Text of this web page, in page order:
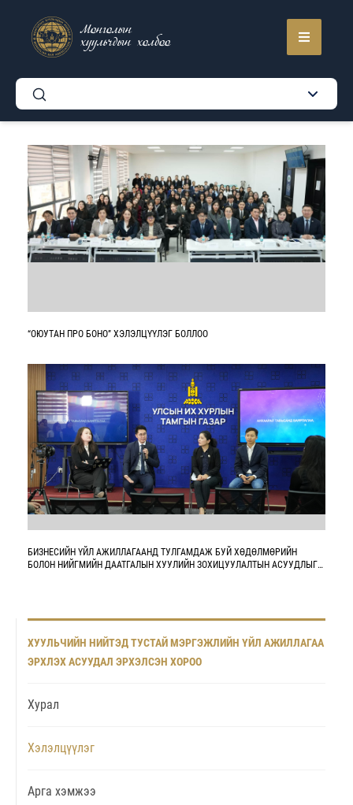
Монголын
хуульчдын холбоо
“ОЮУТАН ПРО БОНО” ХЭЛЭЛЦҮҮЛЭГ БОЛЛОО
БИЗНЕСИЙН ҮЙЛ АЖИЛЛАГААНД ТУЛГАМДАЖ БУЙ ХӨДӨЛМӨРИЙН
БОЛОН НИЙГМИЙН ДААТГАЛЫН ХУУЛИЙН ЗОХИЦУУЛАЛТЫН АСУУДЛЫГ
ХУУЛЬЧИЙН НИЙТЭД ТУСТАЙ МЭРГЭЖЛИЙН ҮЙЛ АЖИЛЛАГАА
ЭРХЛЭХ АСУУДАЛ ЭРХЭЛСЭН ХОРОО
Хурал
Хэлэлцүүлэг
Арга хэмжээ